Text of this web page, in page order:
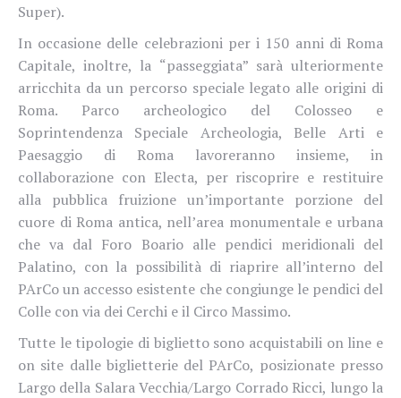
Super).
In occasione delle celebrazioni per i 150 anni di Roma
Capitale, inoltre, la “passeggiata” sarà ulteriormente
arricchita da un percorso speciale legato alle origini di
Roma. Parco archeologico del Colosseo e
Soprintendenza Speciale Archeologia, Belle Arti e
Paesaggio di Roma lavoreranno insieme, in
collaborazione con Electa, per riscoprire e restituire
alla pubblica fruizione un’importante porzione del
cuore di Roma antica, nell’area monumentale e urbana
che va dal Foro Boario alle pendici meridionali del
Palatino, con la possibilità di riaprire all’interno del
PArCo un accesso esistente che congiunge le pendici del
Colle con via dei Cerchi e il Circo Massimo.
Tutte le tipologie di biglietto sono acquistabili on line e
on site dalle biglietterie del PArCo, posizionate presso
Largo della Salara Vecchia/Largo Corrado Ricci, lungo la